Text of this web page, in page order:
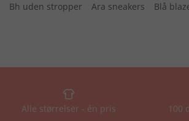
Bh uden stropper
Ara sneakers Blå
Alle størrelser - én pris 100